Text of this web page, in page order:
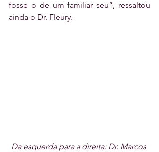
fosse o de um familiar seu”, ressaltou
ainda o Dr. Fleury.
Da esquerda para a direita: Dr. Marcos